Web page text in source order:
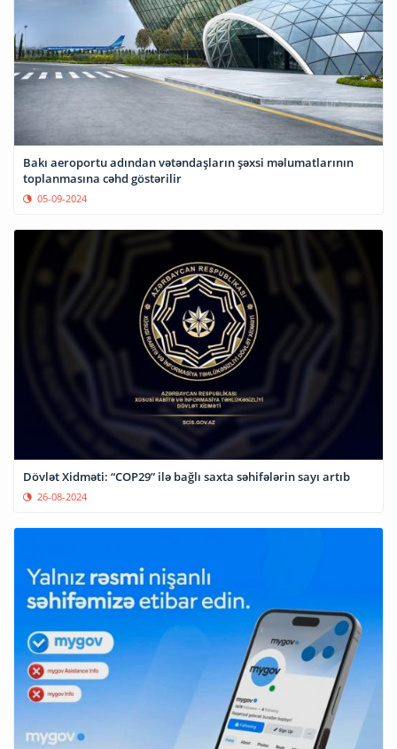
Bakı aeroportu adından vətəndaşların şəxsi məlumatlarının
toplanmasına cəhd göstərilir
05-09-2024
Dövlət Xidməti: “COP29” ilə bağlı saxta səhifələrin sayı artıb
26-08-2024